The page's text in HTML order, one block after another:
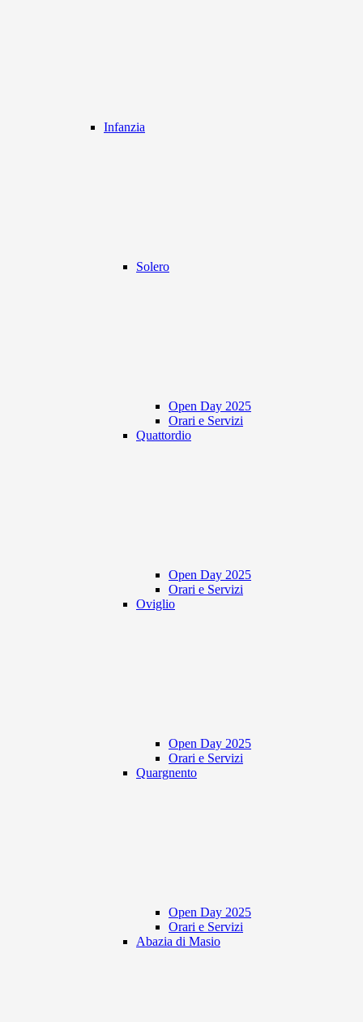
Infanzia
Solero
Open Day 2025
Orari e Servizi
Quattordio
Open Day 2025
Orari e Servizi
Oviglio
Open Day 2025
Orari e Servizi
Quargnento
Open Day 2025
Orari e Servizi
Abazia di Masio